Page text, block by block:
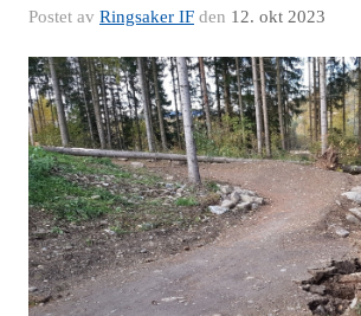
Postet av Ringsaker IF den 12. okt 2023